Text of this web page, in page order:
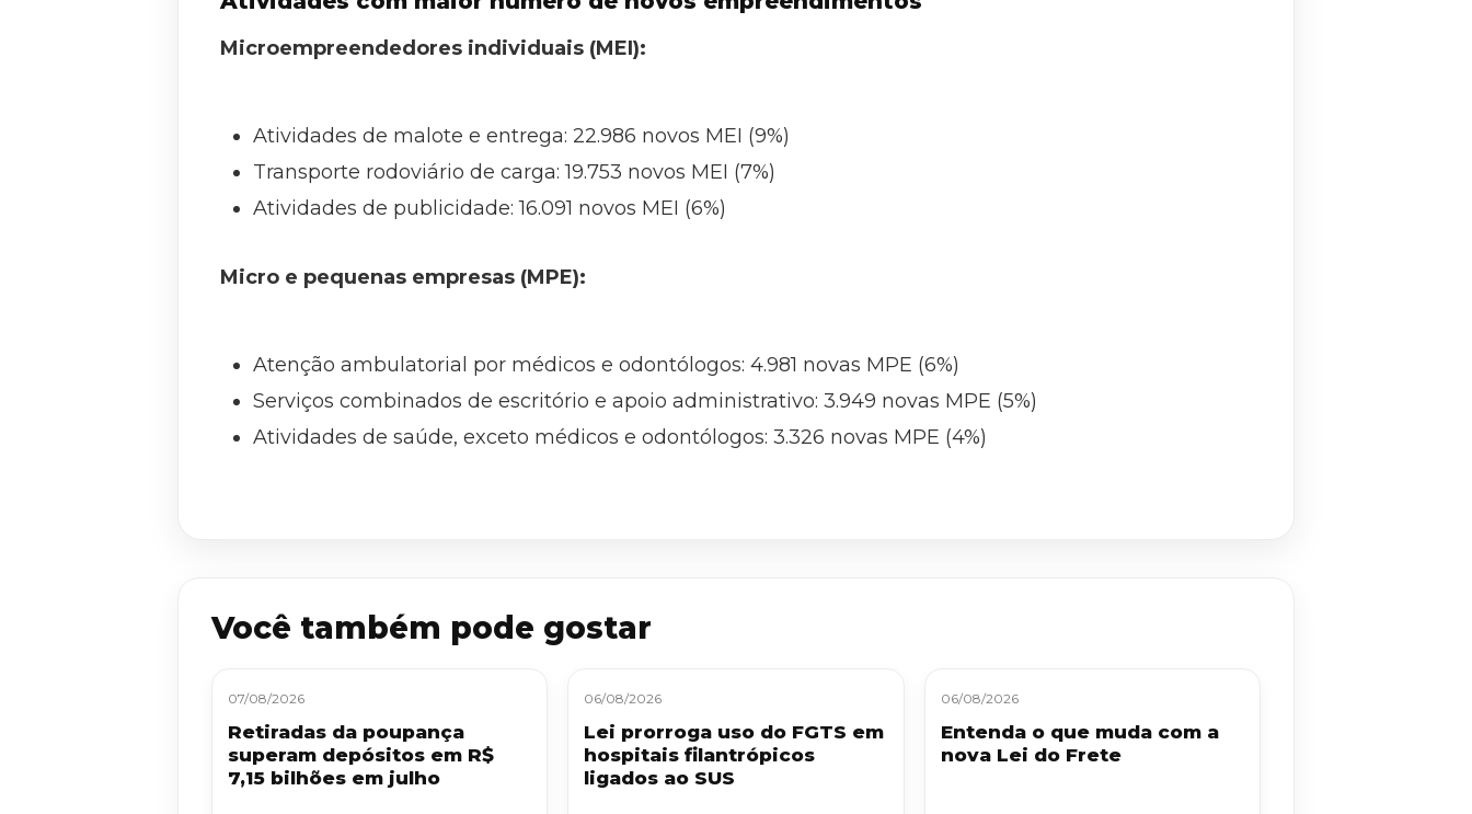
Microempreendedores individuais (MEI):
Atividades de malote e entrega: 22.986 novos MEI (9%)
Transporte rodoviário de carga: 19.753 novos MEI (7%)
Atividades de publicidade: 16.091 novos MEI (6%)
Micro e pequenas empresas (MPE):
Atenção ambulatorial por médicos e odontólogos: 4.981 novas MPE (6%)
Serviços combinados de escritório e apoio administrativo: 3.949 novas MPE (5%)
Atividades de saúde, exceto médicos e odontólogos: 3.326 novas MPE (4%)
Você também pode gostar
07/08/2026
Retiradas da poupança
superam depósitos em R$
7,15 bilhões em julho
06/08/2026
Lei prorroga uso do FGTS em
hospitais filantrópicos
ligados ao SUS
06/08/2026
Entenda o que muda com a
nova Lei do Frete